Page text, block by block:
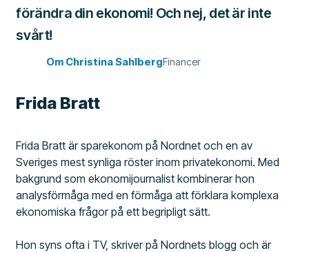
förändra din ekonomi! Och nej, det är inte
svårt!
Om Christina SahlbergFinancer
Frida Bratt
Frida Bratt är sparekonom på Nordnet och en av
Sveriges mest synliga röster inom privatekonomi. Med
bakgrund som ekonomijournalist kombinerar hon
analysförmåga med en förmåga att förklara komplexa
ekonomiska frågor på ett begripligt sätt.
Hon syns ofta i TV, skriver på Nordnets blogg och är